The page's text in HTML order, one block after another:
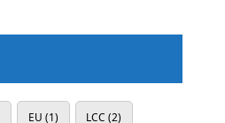
EU (1) LCC (2)